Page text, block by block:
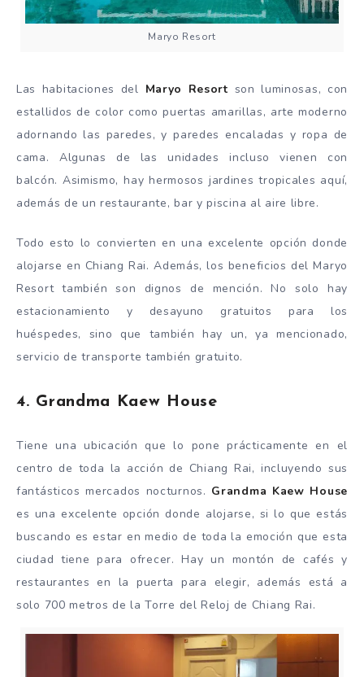
Maryo Resort
Las habitaciones del Maryo Resort son luminosas, con
estallidos de color como puertas amarillas, arte moderno
adornando las paredes, y paredes encaladas y ropa de
cama. Algunas de las unidades incluso vienen con
balcón. Asimismo, hay hermosos jardines tropicales aquí,
además de un restaurante, bar y piscina al aire libre.
Todo esto lo convierten en una excelente opción donde
alojarse en Chiang Rai. Además, los beneficios del Maryo
Resort también son dignos de mención. No solo hay
estacionamiento y desayuno gratuitos para los
huéspedes, sino que también hay un, ya mencionado,
servicio de transporte también gratuito.
4. Grandma Kaew House
Tiene una ubicación que lo pone prácticamente en el
centro de toda la acción de Chiang Rai, incluyendo sus
fantásticos mercados nocturnos. Grandma Kaew House
es una excelente opción donde alojarse, si lo que estás
buscando es estar en medio de toda la emoción que esta
ciudad tiene para ofrecer. Hay un montón de cafés y
restaurantes en la puerta para elegir, además está a
solo 700 metros de la Torre del Reloj de Chiang Rai.